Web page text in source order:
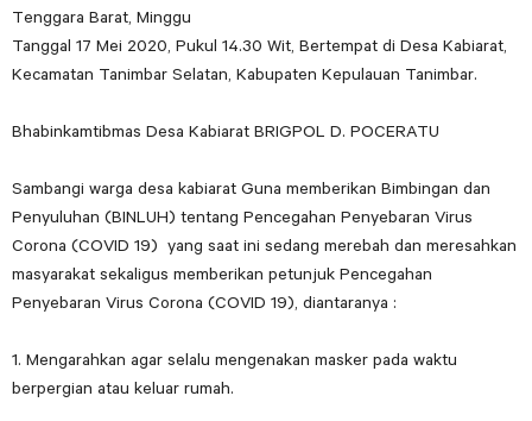
Tenggara Barat, Minggu
Tanggal 17 Mei 2020, Pukul 14.30 Wit, Bertempat di Desa Kabiarat,
Kecamatan Tanimbar Selatan, Kabupaten Kepulauan Tanimbar.
Bhabinkamtibmas Desa Kabiarat BRIGPOL D. POCERATU
Sambangi warga desa kabiarat Guna memberikan Bimbingan dan
Penyuluhan (BINLUH) tentang Pencegahan Penyebaran Virus
Corona (COVID 19) yang saat ini sedang merebah dan meresahkan
masyarakat sekaligus memberikan petunjuk Pencegahan
Penyebaran Virus Corona (COVID 19), diantaranya :
1. Mengarahkan agar selalu mengenakan masker pada waktu
berpergian atau keluar rumah.